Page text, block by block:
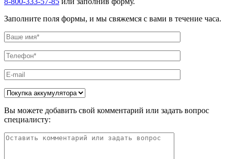
Заполните поля формы, и мы свяжемся с вами в течение часа.
Вы можете добавить свой комментарий или задать вопрос
специалисту: